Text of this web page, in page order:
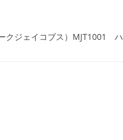
クジェイコブス）MJT1001 ハ